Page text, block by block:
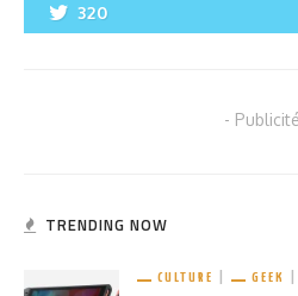
320
-
TRENDING NOW
CULTURE GEEK